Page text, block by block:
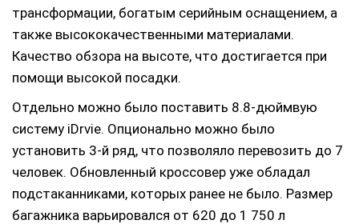
трансформации, богатым серийным оснащением, а
также высококачественными материалами.
Качество обзора на высоте, что достигается при
помощи высокой посадки.
Отдельно можно было поставить 8.8-дюймвую
систему iDrvie. Опционально можно было
установить 3-й ряд, что позволяло перевозить до 7
человек. Обновленный кроссовер уже обладал
подстаканниками, которых ранее не было. Размер
багажника варьировался от 620 до 1 750 л